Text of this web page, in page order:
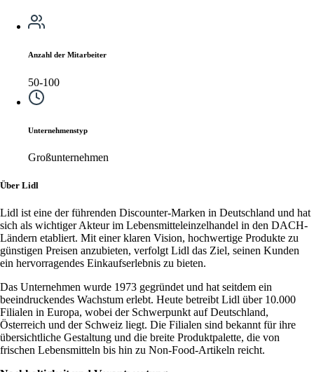
Anzahl der Mitarbeiter
50-100
Unternehmenstyp
Großunternehmen
Über Lidl
Lidl ist eine der führenden Discounter-Marken in Deutschland und hat
sich als wichtiger Akteur im Lebensmitteleinzelhandel in den DACH-
Ländern etabliert. Mit einer klaren Vision, hochwertige Produkte zu
günstigen Preisen anzubieten, verfolgt Lidl das Ziel, seinen Kunden
ein hervorragendes Einkaufserlebnis zu bieten.
Das Unternehmen wurde 1973 gegründet und hat seitdem ein
beeindruckendes Wachstum erlebt. Heute betreibt Lidl über 10.000
Filialen in Europa, wobei der Schwerpunkt auf Deutschland,
Österreich und der Schweiz liegt. Die Filialen sind bekannt für ihre
übersichtliche Gestaltung und die breite Produktpalette, die von
frischen Lebensmitteln bis hin zu Non-Food-Artikeln reicht.